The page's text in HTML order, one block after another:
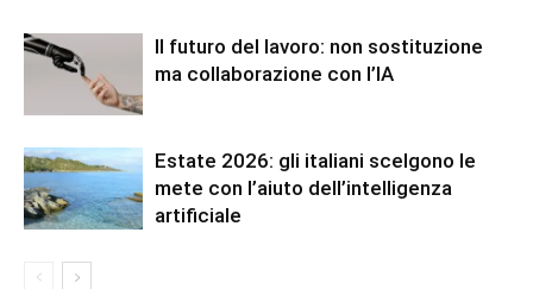
Il futuro del lavoro: non sostituzione
ma collaborazione con l’IA
Estate 2026: gli italiani scelgono le
mete con l’aiuto dell’intelligenza
artificiale